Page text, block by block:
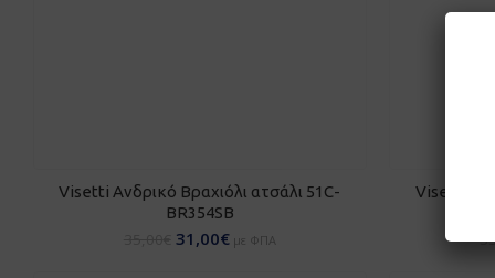
ΠΡΟΣΘΉΚΗ ΣΤΟ ΚΑΛΆΘΙ
Visetti Ανδρικό Βραχιόλι ατσάλι 51C-
BR354SB
31,00€με ΦΠΑ
Visetti